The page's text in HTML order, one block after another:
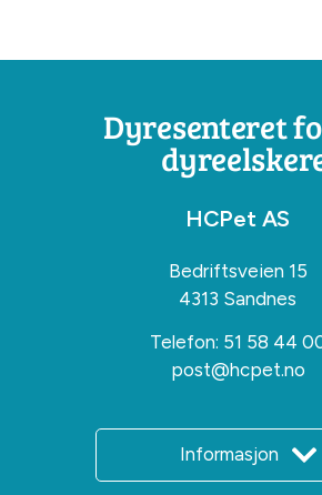
Dyresenteret
HCPet AS
Bedriftsveien 15
4313 Sandnes
Telefon: 51 58 44
post@hcpet.no
Informasjon